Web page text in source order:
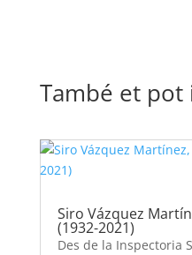
També et
Siro Vázquez
(1932-2021)
Des de la Inspectoria